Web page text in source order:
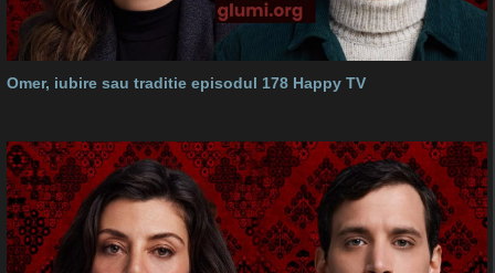
Omer, iubire sau traditie episodul 178 Happy TV